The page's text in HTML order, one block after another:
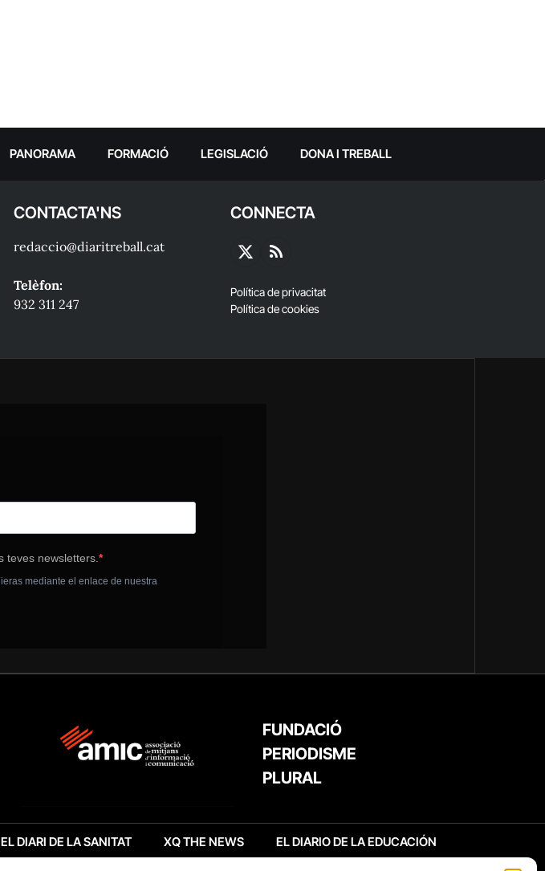
PANORAMA FORMACIÓ LEGISLACIÓ DONA I TREBALL
CONTACTA'NS
redaccio@diaritreball.cat
Telèfon:
932 311 247
CONNECTA
X
RSS
Política de privacitat
Política de cookies
FUNDACIÓ
PERIODISME
PLURAL
EL DIARI DE LA SANITAT XQ THE NEWS EL DIARIO DE LA EDUCACIÓN